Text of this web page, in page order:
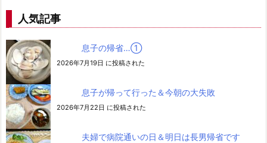
人気記事
息子の帰省…➀
2026年7月19日 に投稿された
息子が帰って行った＆今朝の大失敗
2026年7月22日 に投稿された
夫婦で病院通いの日＆明日は長男帰省です